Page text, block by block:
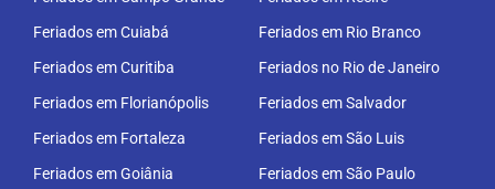
Feriados em Cuiabá
Feriados em Curitiba
Feriados em Florianópolis
Feriados em Fortaleza
Feriados em Goiânia
Feriados em Rio Branco
Feriados no Rio de Janeiro
Feriados em Salvador
Feriados em São Luis
Feriados em São Paulo